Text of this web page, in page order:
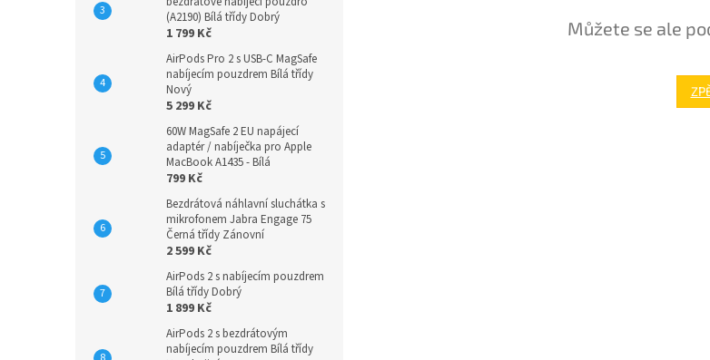
(A2190) Bílá třídy Dobrý
1 799 Kč
AirPods Pro 2 s USB-C MagSafe
nabíjecím pouzdrem Bílá třídy
Nový
5 299 Kč
60W MagSafe 2 EU napájecí
adaptér / nabíječka pro Apple
MacBook A1435 - Bílá
799 Kč
Bezdrátová náhlavní sluchátka s
mikrofonem Jabra Engage 75
Černá třídy Zánovní
2 599 Kč
AirPods 2 s nabíjecím pouzdrem
Bílá třídy Dobrý
1 899 Kč
AirPods 2 s bezdrátovým
nabíjecím pouzdrem Bílá třídy
Můžete se ale